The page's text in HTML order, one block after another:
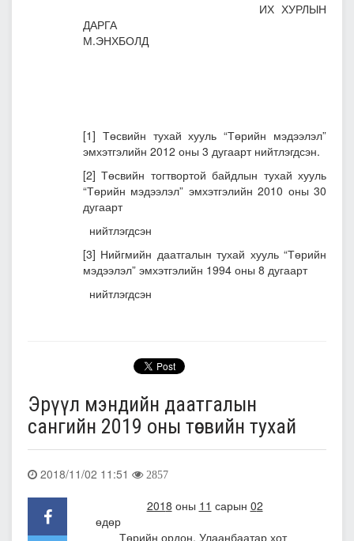
ИХ ХУРЛЫН
ДАРГА
М.ЭНХБОЛД
[1] Төсвийн тухай хууль “Төрийн мэдээлэл”
эмхэтгэлийн 2012 оны 3 дугаарт нийтлэгдсэн.
[2] Төсвийн тогтвортой байдлын тухай хууль
“Төрийн мэдээлэл” эмхэтгэлийн 2010 оны 30
дугаарт
нийтлэгдсэн
[3] Нийгмийн даатгалын тухай хууль “Төрийн
мэдээлэл” эмхэтгэлийн 1994 оны 8 дугаарт
нийтлэгдсэн
Эрүүл мэндийн даатгалын
сангийн 2019 оны төсвийн тухай
2018/11/02 11:51 2857
2018 оны 11 сарын 02
өдөр
Төрийн ордон, Улаанбаатар хот